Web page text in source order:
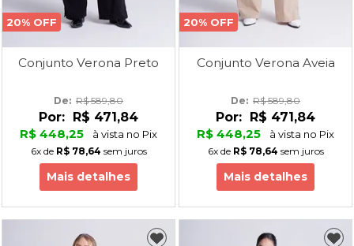
20% OFF
Conjunto Verona Preto
De: R$ 589,80
Por: R$ 471,84
R$ 448,25
à vista no Pix
6xde R$ 78,64 sem juros
Mais detalhes
20% OFF
Conjunto Verona Aveia
De: R$ 589,80
Por: R$ 471,84
R$ 448,25
à vista no Pix
6xde R$ 78,64 sem juros
Mais detalhes